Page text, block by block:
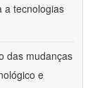
a tecnologias
das mudanças
e